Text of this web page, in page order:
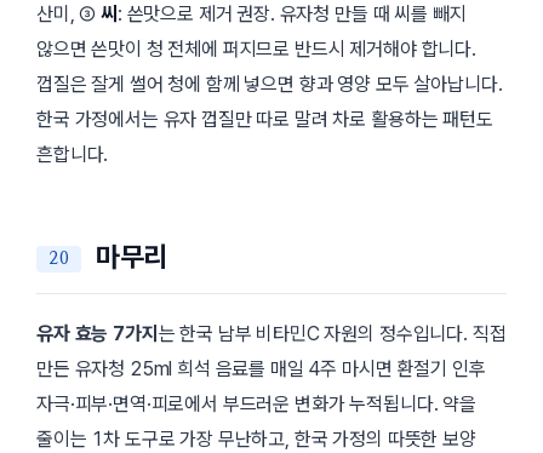
산미, ③씨 : 쓴맛으로 제거 권장. 유자청 만들 때 씨를 빼지
않으면 쓴맛이 청 전체에 퍼지므로 반드시 제거해야 합니다.
껍질은 잘게 썰어 청에 함께 넣으면 향과 영양 모두 살아납니다.
한국 가정에서는 유자 껍질만 따로 말려 차로 활용하는 패턴도
흔합니다.
마무리
유자 효능 7가지 는 한국 남부 비타민C 자원의 정수입니다. 직접
만든 유자청 25ml 희석 음료를 매일 4주 마시면 환절기 인후
자극·피부·면역·피로에서 부드러운 변화가 누적됩니다. 약을
줄이는 1차 도구로 가장 무난하고, 한국 가정의 따뜻한 보양